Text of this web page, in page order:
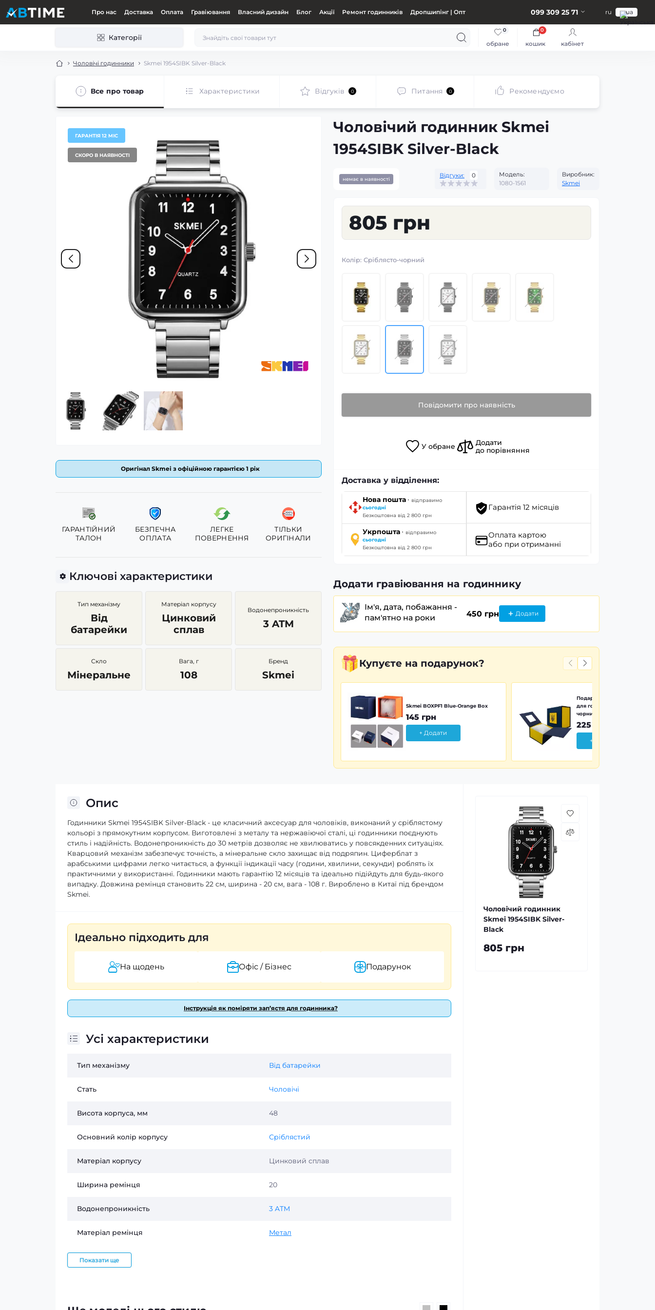
Про нас Доставка Оплата Гравіювання Власний дизайн Блог Акції Ремонт годинників Дропшипінг | Опт 099 309 25 71 ru ua
Категорії
обране
0
кошик
0
кабінет
Чоловічі годинники Skmei 1954SIBK Silver-Black
Все про товар Характеристики Відгуків 0 Питання 0 Рекомендуємо
ГАРАНТІЯ 12 МІС
СКОРО В НАЯВНОСТІ
Оригінал Skmei з офіційною гарантією 1 рік
ГАРАНТІЙНИЙ
ТАЛОН
БЕЗПЕЧНА
ОПЛАТА
ЛЕГКЕ
ПОВЕРНЕННЯ
ТІЛЬКИ
ОРИГІНАЛИ
Ключові характеристики
Тип механізму
Від
батарейки
Матеріал корпусу
Цинковий
сплав
Водонепроникність
3 ATM
Скло
Мінеральне
Вага, г
108
Бренд
Skmei
Чоловічий годинник Skmei
1954SIBK Silver-Black
немає в наявності Відгуки: 0
Модель:
1080-1561
Виробник:
Skmei
805 грн
Колір: Сріблясто-чорний
Повідомити про наявність
У обране
Додати
до порівняння
Доставка у відділення:
Нова пошта · відправимо
сьогодні
Безкоштовна від 2 800 грн
Укрпошта · відправимо
сьогодні
Безкоштовна від 2 800 грн
Гарантія 12 місяців
Оплата картою
або при отриманні
Додати гравіювання на годиннику
Ім'я, дата, побажання -
пам'ятно на роки
450 грн Додати
Купуєте на подарунок?
Skmei BOXPF1 Blue-Orange Box
145 грн
+ Додати
Подарункова картонна
для годинника синьо-жовта
чорним тризубом
225 грн
+ Додати
Опис
Годинники Skmei 1954SIBK Silver-Black - це класичний аксесуар для чоловіків, виконаний у сріблястому
кольорі з прямокутним корпусом. Виготовлені з металу та нержавіючої сталі, ці годинники поєднують
стиль і надійність. Водонепроникність до 30 метрів дозволяє не хвилюватись у повсякденних ситуаціях.
Кварцовий механізм забезпечує точність, а мінеральне скло захищає від подряпин. Циферблат з
арабськими цифрами легко читається, а функції індикації часу (години, хвилини, секунди) роблять їх
практичними у використанні. Годинники мають гарантію 12 місяців та ідеально підійдуть для будь-якого
випадку. Довжина ремінця становить 22 см, ширина - 20 см, вага - 108 г. Вироблено в Китаї під брендом
Skmei.
Ідеально підходить для
На щодень Офіс / Бізнес Подарунок
Інструкція як поміряти зап’ястя для годинника?
Усі характеристики
Тип механізму Від батарейки
Стать Чоловічі
Висота корпуса, мм 48
Основний колір корпусу Сріблястий
Матеріал корпусу Цинковий сплав
Ширина ремінця 20
Водонепроникність 3 ATM
Матеріал ремінця Метал
Показати ще
Чоловічий годинник
Skmei 1954SIBK Silver-
Black
805 грн